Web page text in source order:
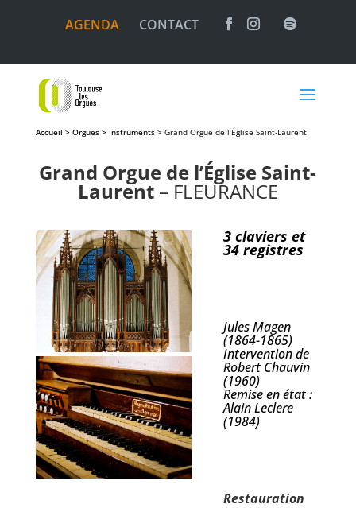
AGENDA CONTACT
Accueil > Orgues > Instruments > Grand Orgue de l’Église Saint-Laurent
Grand Orgue de l’Église Saint-
Laurent – FLEURANCE
3 claviers et
34 registres
Jules Magen
(1864-1865)
Intervention de
Robert Chauvin
(1960)
Remise en état :
Alain Leclere
(1984)
Restauration